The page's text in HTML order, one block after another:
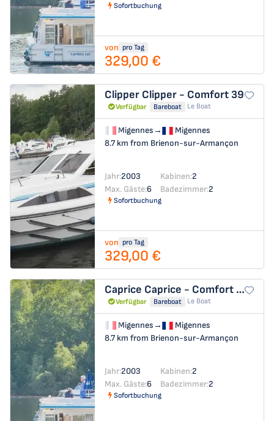
Sofortbuchung
von pro Tag
329,00 €
Clipper Clipper - Comfort 39
Verfügbar Bareboat Le Boat
Migennes→
Migennes
8.7 km from Brienon-sur-Armançon
Jahr:2003 Kabinen:2
Max. Gäste:6 Badezimmer:2
Sofortbuchung
von pro Tag
329,00 €
Caprice Caprice - Comfort 37
Verfügbar Bareboat Le Boat
Migennes→
Migennes
8.7 km from Brienon-sur-Armançon
Jahr:2003 Kabinen:2
Max. Gäste:6 Badezimmer:2
Sofortbuchung